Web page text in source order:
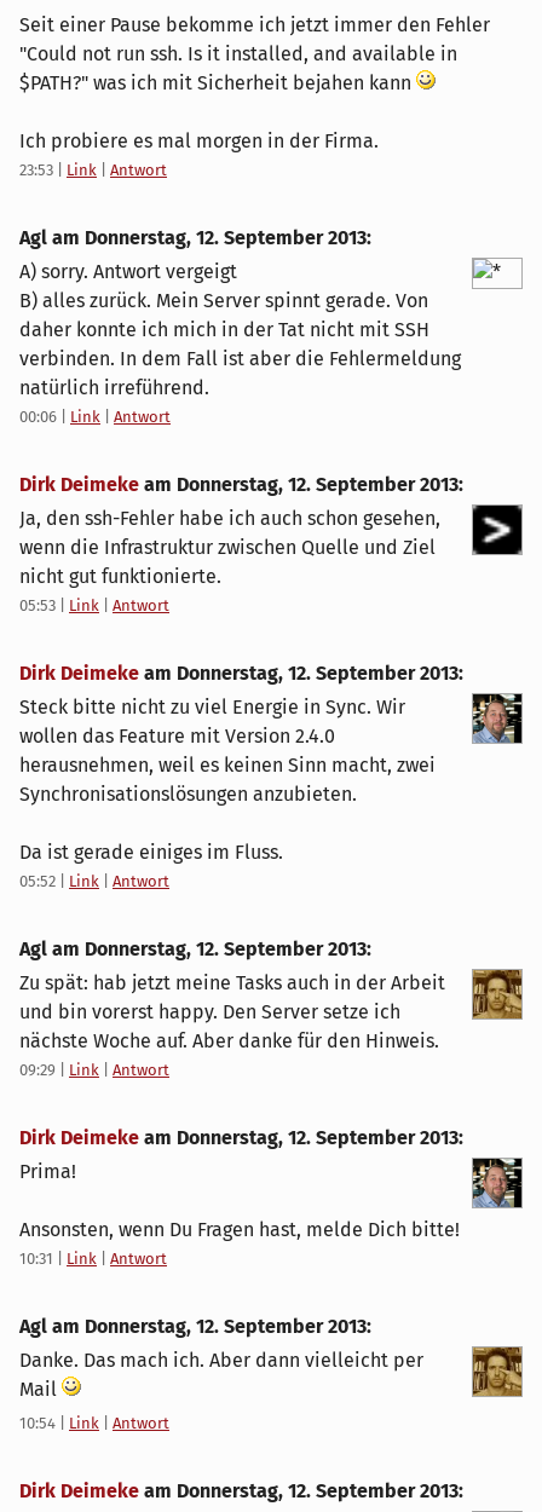
Seit einer Pause bekomme ich jetzt immer den Fehler
"Could not run ssh. Is it installed, and available in
$PATH?" was ich mit Sicherheit bejahen kann
Ich probiere es mal morgen in der Firma.
23:53 Link Antwort
Agl am Donnerstag, 12. September 2013:
A) sorry. Antwort vergeigt
B) alles zurück. Mein Server spinnt gerade. Von
daher konnte ich mich in der Tat nicht mit SSH
verbinden. In dem Fall ist aber die Fehlermeldung
natürlich irreführend.
00:06 Link Antwort
Dirk Deimeke am Donnerstag, 12. September 2013:
Ja, den ssh-Fehler habe ich auch schon gesehen,
wenn die Infrastruktur zwischen Quelle und Ziel
nicht gut funktionierte.
05:53 Link Antwort
Dirk Deimeke am Donnerstag, 12. September 2013:
Steck bitte nicht zu viel Energie in Sync. Wir
wollen das Feature mit Version 2.4.0
herausnehmen, weil es keinen Sinn macht, zwei
Synchronisationslösungen anzubieten.
Da ist gerade einiges im Fluss.
05:52 Link Antwort
Agl am Donnerstag, 12. September 2013:
Zu spät: hab jetzt meine Tasks auch in der Arbeit
und bin vorerst happy. Den Server setze ich
nächste Woche auf. Aber danke für den Hinweis.
09:29 Link Antwort
Dirk Deimeke am Donnerstag, 12. September 2013:
Prima!
Ansonsten, wenn Du Fragen hast, melde Dich bitte!
10:31 Link Antwort
Agl am Donnerstag, 12. September 2013:
Danke. Das mach ich. Aber dann vielleicht per
Mail
10:54 Link Antwort
Dirk Deimeke am Donnerstag, 12. September 2013: